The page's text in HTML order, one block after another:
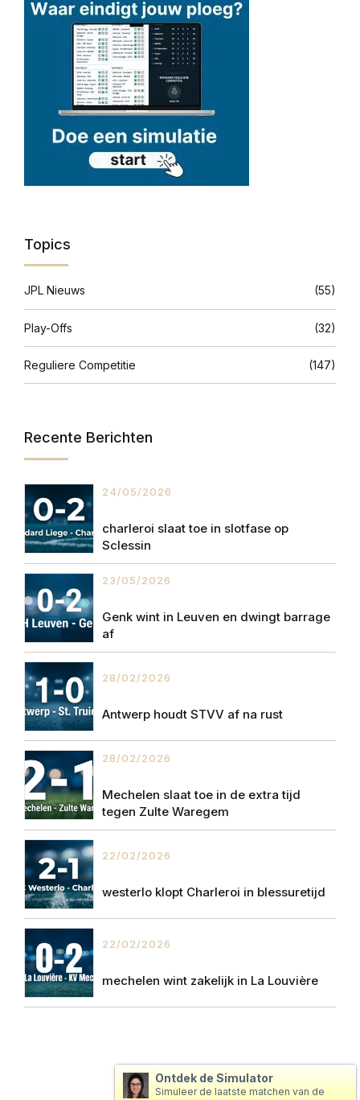
Topics
JPL Nieuws (55)
Play-Offs (32)
Reguliere Competitie (147)
Recente Berichten
24/05/2026
charleroi slaat toe in slotfase op
Sclessin
23/05/2026
Genk wint in Leuven en dwingt barrage
af
28/02/2026
Antwerp houdt STVV af na rust
28/02/2026
Mechelen slaat toe in de extra tijd
tegen Zulte Waregem
22/02/2026
westerlo klopt Charleroi in blessuretijd
22/02/2026
mechelen wint zakelijk in La Louvière
Ontdek de Simulator
Simuleer de laatste matchen van de